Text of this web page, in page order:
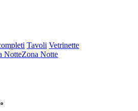
Tavoli Vetrinette
Zona Notte